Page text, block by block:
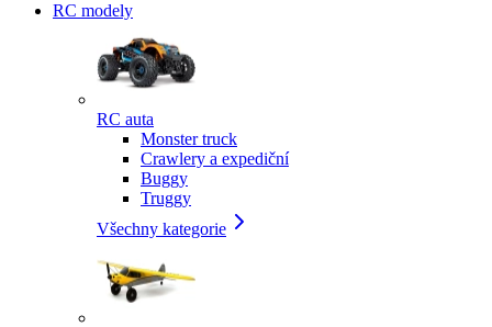
RC modely
RC auta
Monster truck
Crawlery a expediční
Buggy
Truggy
Všechny kategorie